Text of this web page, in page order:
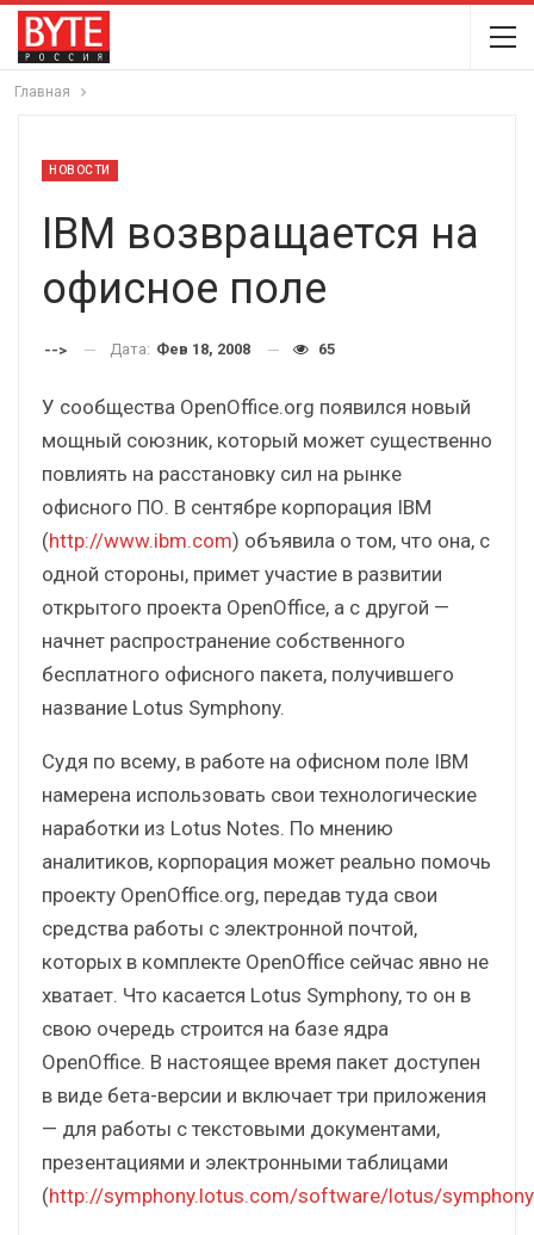
Главная
НОВОСТИ
IBM возвращается на
офисное поле
--> Дата: Фев 18, 2008 65
У сообщества OpenOffice.org появился новый
мощный союзник, который может существенно
повлиять на расстановку сил на рынке
офисного ПО. В сентябре корпорация IBM
(http://www.ibm.com) объявила о том, что она, с
одной стороны, примет участие в развитии
открытого проекта OpenOffice, а с другой —
начнет распространение собственного
бесплатного офисного пакета, получившего
название Lotus Symphony.
Судя по всему, в работе на офисном поле IBM
намерена использовать свои технологические
наработки из Lotus Notes. По мнению
аналитиков, корпорация может реально помочь
проекту OpenOffice.org, передав туда свои
средства работы с электронной почтой,
которых в комплекте OpenOffice сейчас явно не
хватает. Что касается Lotus Symphony, то он в
свою очередь строится на базе ядра
OpenOffice. В настоящее время пакет доступен
в виде бета-версии и включает три приложения
— для работы с текстовыми документами,
презентациями и электронными таблицами
(http://symphony.lotus.com/software/lotus/